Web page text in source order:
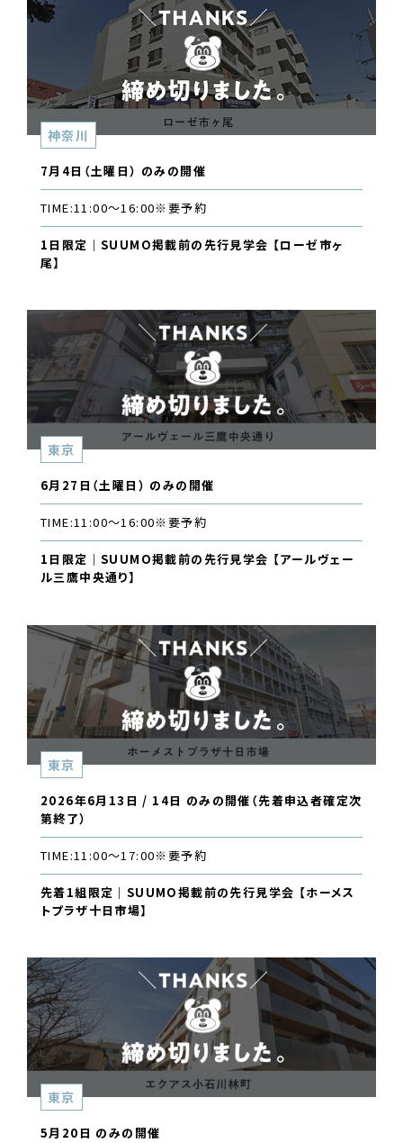
神奈川
7月4日（土曜日） のみの開催
TIME:11:00〜16:00※要予約
1日限定｜SUUMO掲載前の先行見学会 【ローゼ市ヶ
尾】
東京
6月27日（土曜日） のみの開催
TIME:11:00〜16:00※要予約
1日限定｜SUUMO掲載前の先行見学会 【アールヴェー
ル三鷹中央通り】
東京
2026年6月13日 / 14日 のみの開催（先着申込者確定次
第終了）
TIME:11:00〜17:00※要予約
先着1組限定｜SUUMO掲載前の先行見学会 【ホーメス
トプラザ十日市場】
東京
5月20日 のみの開催